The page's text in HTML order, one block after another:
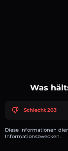
Was
Schlecht 203
Diese Informationen
Informationszwecken.